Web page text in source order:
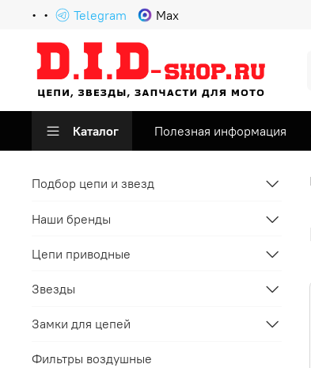
Telegram Max
Каталог Полезная информация
Подбор цепи и звезд
Наши бренды
Цепи приводные
Звезды
Замки для цепей
Фильтры воздушные